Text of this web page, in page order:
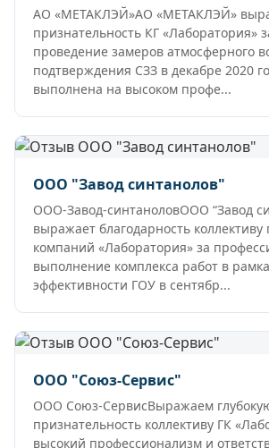
АО «МЕТАКЛЭЙ»АО «МЕТАКЛЭЙ»
признательность КГ «Лаборатория»
проведение замеров атмосферного
подтверждения СЗЗ в декабре 2020
выполнена на высоком профе...
ООО "Завод синтанолов"
ООО-Завод-синтаноловООО “Завод
выражает благодарность коллективу
компаний «Лаборатория» за
выполнение комплекса работ в
эффективности ГОУ в сентябр...
ООО "Союз-Сервис"
ООО Союз-СервисВыражаем
признательность коллективу ГК
высокий профессионализм и